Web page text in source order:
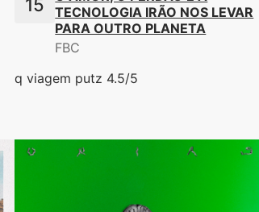
TECNOLOGIA IRÃO NOS LEVAR
PARA OUTRO PLANETA
FBC
q viagem putz 4.5/5